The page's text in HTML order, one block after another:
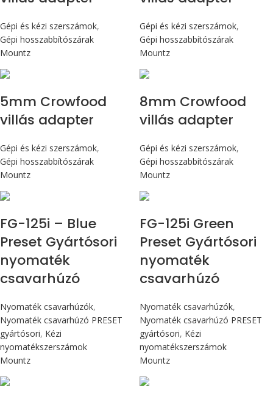
Gépi és kézi szerszámok,
Gépi hosszabbítószárak
Mountz
Gépi és kézi szerszámok,
Gépi hosszabbítószárak
Mountz
5mm Crowfood
villás adapter
Gépi és kézi szerszámok,
Gépi hosszabbítószárak
Mountz
8mm Crowfood
villás adapter
Gépi és kézi szerszámok,
Gépi hosszabbítószárak
Mountz
FG-125i – Blue
Preset Gyártósori
nyomaték
csavarhúzó
Nyomaték csavarhúzók,
Nyomaték csavarhúzó PRESET
gyártósori, Kézi
nyomatékszerszámok
Mountz
FG-125i Green
Preset Gyártósori
nyomaték
csavarhúzó
Nyomaték csavarhúzók,
Nyomaték csavarhúzó PRESET
gyártósori, Kézi
nyomatékszerszámok
Mountz